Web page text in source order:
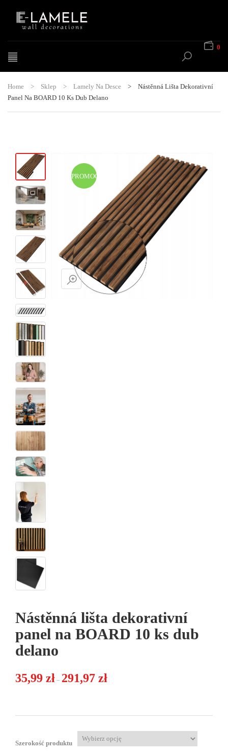
0
Home > Sklep > Lamely Na Desce >
Nástěnná Lišta Dekorativní
Panel Na BOARD 10 Ks Dub Delano
PROMOCJA!
Nástěnná lišta dekorativní
panel na BOARD 10 ks dub
delano
35,99 zł – 291,97 zł
Szerokość produktu